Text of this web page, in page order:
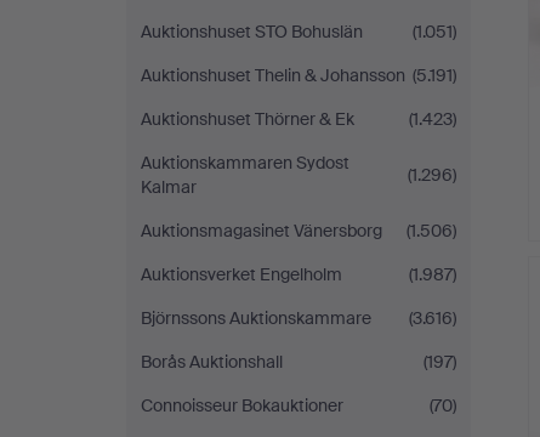
Auktionshuset STO Bohuslän
(1.051)
Auktionshuset Thelin & Johansson (5.191)
Auktionshuset Thörner & Ek
(1.423)
Auktionskammaren Sydost
Kalmar
(1.296)
Auktionsmagasinet Vänersborg
(1.506)
Auktionsverket Engelholm
(1.987)
Björnssons Auktionskammare
(3.616)
Borås Auktionshall
(197)
Connoisseur Bokauktioner
(70)